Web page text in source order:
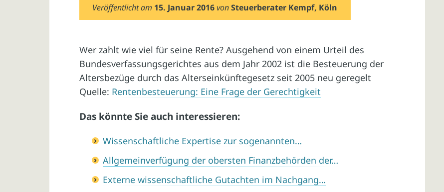
Veröffentlicht am 15. Januar 2016 vonSteuerberater Kempf, Köln
Wer zahlt wie viel für seine Rente? Ausgehend von einem Urteil des
Bundesverfassungsgerichtes aus dem Jahr 2002 ist die Besteuerung der
Altersbezüge durch das Alterseinkünftegesetz seit 2005 neu geregelt
Quelle: Rentenbesteuerung: Eine Frage der Gerechtigkeit
Das könnte Sie auch interessieren:
Wissenschaftliche Expertise zur sogenannten…
Allgemeinverfügung der obersten Finanzbehörden der…
Externe wissenschaftliche Gutachten im Nachgang…